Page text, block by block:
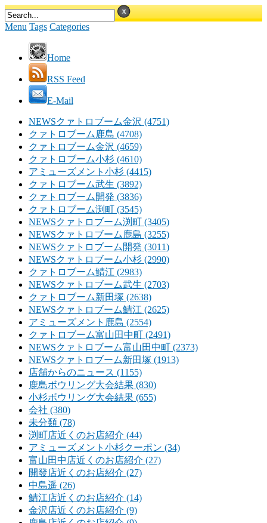
Menu Tags Categories
Home
RSS Feed
E-Mail
NEWSクァトロブーム金沢 (4751)
クァトロブーム鹿島 (4708)
クァトロブーム金沢 (4659)
クァトロブーム小杉 (4610)
アミューズメント小杉 (4415)
クァトロブーム武生 (3892)
クァトロブーム開発 (3836)
クァトロブーム渕町 (3545)
NEWSクァトロブーム渕町 (3405)
NEWSクァトロブーム鹿島 (3255)
NEWSクァトロブーム開発 (3011)
NEWSクァトロブーム小杉 (2990)
クァトロブーム鯖江 (2983)
NEWSクァトロブーム武生 (2703)
クァトロブーム新田塚 (2638)
NEWSクァトロブーム鯖江 (2625)
アミューズメント鹿島 (2554)
クァトロブーム富山田中町 (2491)
NEWSクァトロブーム富山田中町 (2373)
NEWSクァトロブーム新田塚 (1913)
店舗からのニュース (1155)
鹿島ボウリング大会結果 (830)
小杉ボウリング大会結果 (655)
会社 (380)
未分類 (78)
渕町店近くのお店紹介 (44)
アミューズメント小杉クーポン (34)
富山田中店近くのお店紹介 (27)
開發店近くのお店紹介 (27)
中島遥 (26)
鯖江店近くのお店紹介 (14)
金沢店近くのお店紹介 (9)